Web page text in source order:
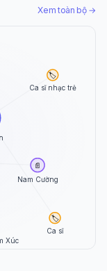
Xem toàn bộ →
Xúc
Nam Cường
📄
Ca sĩ
🏷️
Ca sĩ nhạc trẻ
🏷️